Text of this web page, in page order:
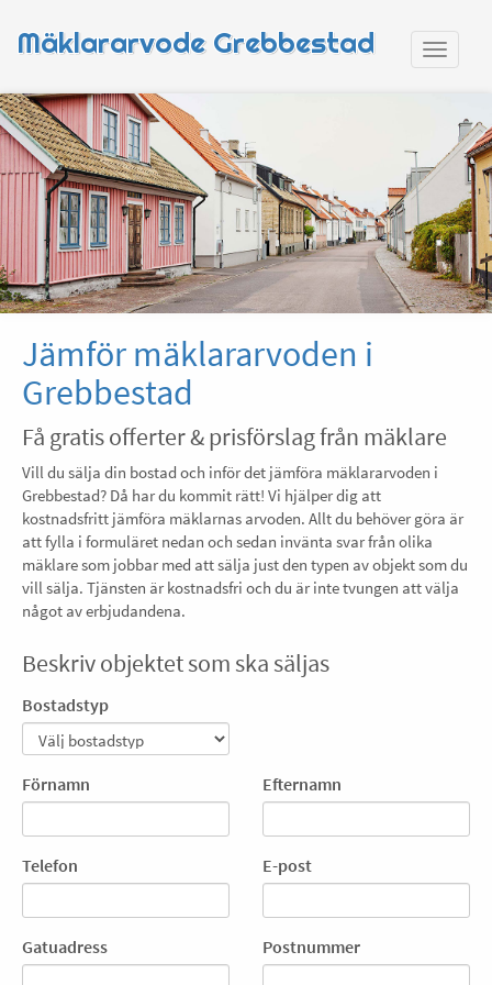
Mäklararvode Grebbestad
Jämför mäklararvoden i
Grebbestad
Få gratis offerter & prisförslag från mäklare
Vill du sälja din bostad och inför det jämföra mäklararvoden i
Grebbestad? Då har du kommit rätt! Vi hjälper dig att
kostnadsfritt jämföra mäklarnas arvoden. Allt du behöver göra är
att fylla i formuläret nedan och sedan invänta svar från olika
mäklare som jobbar med att sälja just den typen av objekt som du
vill sälja. Tjänsten är kostnadsfri och du är inte tvungen att välja
något av erbjudandena.
Beskriv objektet som ska säljas
Bostadstyp
Förnamn Efternamn
Telefon E-post
Gatuadress Postnummer